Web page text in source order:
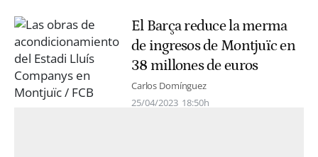
El Barça reduce la merma
de ingresos de Montjuïc en
38 millones de euros
Carlos Domínguez
25/04/2023 18:50h